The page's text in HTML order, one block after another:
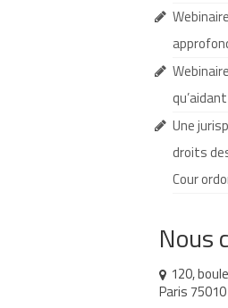
qu’aidant
Une
droits
Cour
Nous
120,
Paris 75010